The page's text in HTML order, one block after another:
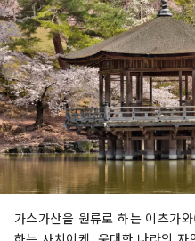
가스가산을 원류로 하는 이츠가